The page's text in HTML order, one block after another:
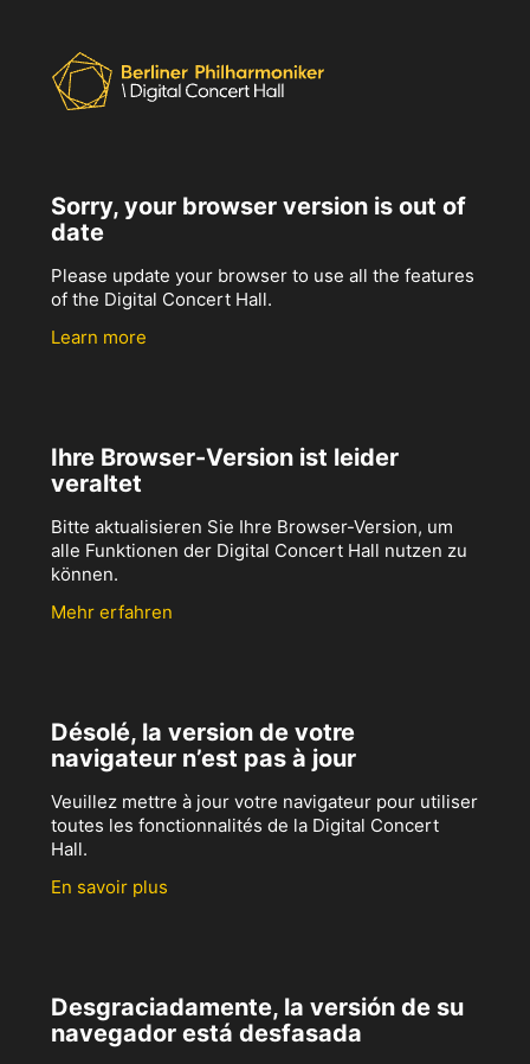
Sorry, your browser version is out of
date
Please update your browser to use all the features
of the Digital Concert Hall.
Learn more
Ihre Browser-Version ist leider
veraltet
Bitte aktualisieren Sie Ihre Browser-Version, um
alle Funktionen der Digital Concert Hall nutzen zu
können.
Mehr erfahren
Désolé, la version de votre
navigateur n’est pas à jour
Veuillez mettre à jour votre navigateur pour utiliser
toutes les fonctionnalités de la Digital Concert
Hall.
En savoir plus
Desgraciadamente, la versión de su
navegador está desfasada